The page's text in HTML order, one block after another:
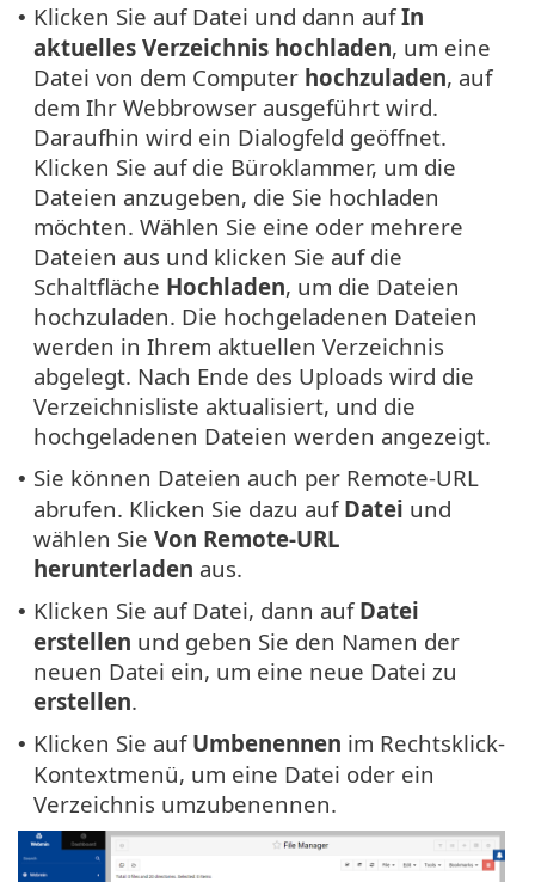
• Klicken Sie auf Datei und dann aufIn
aktuelles Verzeichnis hochladen, um eine
Datei von dem Computer hochzuladen, auf
dem Ihr Webbrowser ausgeführt wird.
Daraufhin wird ein Dialogfeld geöffnet.
Klicken Sie auf die Büroklammer, um die
Dateien anzugeben, die Sie hochladen
möchten. Wählen Sie eine oder mehrere
Dateien aus und klicken Sie auf die
Schaltfläche Hochladen, um die Dateien
hochzuladen. Die hochgeladenen Dateien
werden in Ihrem aktuellen Verzeichnis
abgelegt. Nach Ende des Uploads wird die
Verzeichnisliste aktualisiert, und die
hochgeladenen Dateien werden angezeigt.
• Sie können Dateien auch per Remote-URL
abrufen. Klicken Sie dazu auf Datei und
wählen Sie Von Remote-URL
herunterladen aus.
• Klicken Sie auf Datei, dann auf Datei
erstellen und geben Sie den Namen der
neuen Datei ein, um eine neue Datei zu
erstellen.
• Klicken Sie auf Umbenennen im Rechtsklick-
Kontextmenü, um eine Datei oder ein
Verzeichnis umzubenennen.